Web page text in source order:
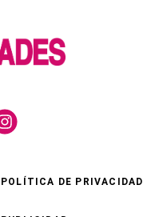
POLÍTICA DE PRIVACIDAD